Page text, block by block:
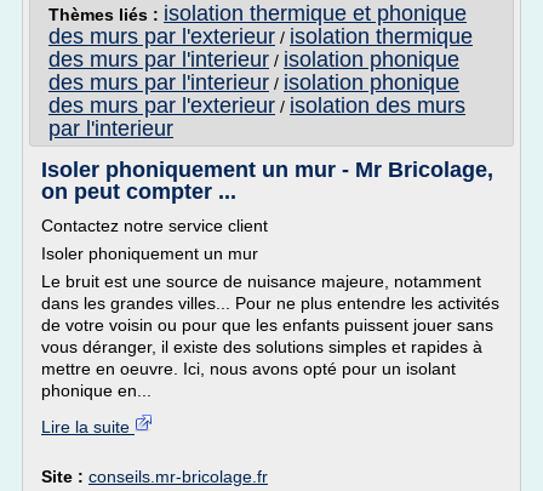
Thèmes liés : isolation thermique et phonique
des murs par l'exterieur / isolation thermique
des murs par l'interieur / isolation phonique
des murs par l'interieur / isolation phonique
des murs par l'exterieur / isolation des murs
par l'interieur
Isoler phoniquement un mur - Mr Bricolage,
on peut compter ...
Contactez notre service client
Isoler phoniquement un mur
Le bruit est une source de nuisance majeure, notamment
dans les grandes villes... Pour ne plus entendre les activités
de votre voisin ou pour que les enfants puissent jouer sans
vous déranger, il existe des solutions simples et rapides à
mettre en oeuvre. Ici, nous avons opté pour un isolant
phonique en...
Lire la suite
Site : conseils.mr-bricolage.fr